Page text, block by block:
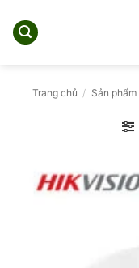
qua
Trang chủ / Sản phẩm